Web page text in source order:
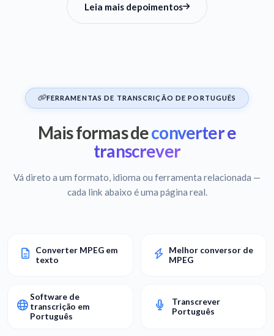
Leia mais depoimentos
FERRAMENTAS DE TRANSCRIÇÃO DE PORTUGUÊS
Mais formas deconverter e
transcrever
Vá direto a um formato, idioma ou ferramenta relacionada —
cada link abaixo é uma página real.
Converter MPEG em
texto
Melhor conversor de
MPEG
Software de
transcrição em
Português
Transcrever
Português